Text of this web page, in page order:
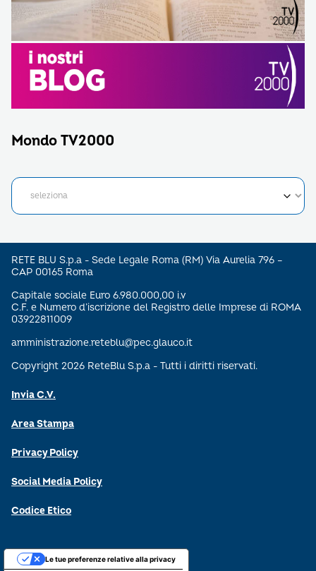
Mondo TV2000
RETE BLU S.p.a - Sede Legale Roma (RM) Via Aurelia 796 –
CAP 00165 Roma
Capitale sociale Euro 6.980.000,00 i.v
C.F. e Numero d’iscrizione del Registro delle Imprese di ROMA
03922811009
amministrazione.reteblu@pec.glauco.it
Copyright 2026 ReteBlu S.p.a - Tutti i diritti riservati.
Invia C.V.
Area Stampa
Privacy Policy
Social Media Policy
Codice Etico
Le tue preferenze relative alla privacy